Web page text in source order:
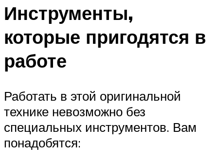
Инструменты,
которые пригодятся в
работе
Работать в этой оригинальной
технике невозможно без
специальных инструментов. Вам
понадобятся: